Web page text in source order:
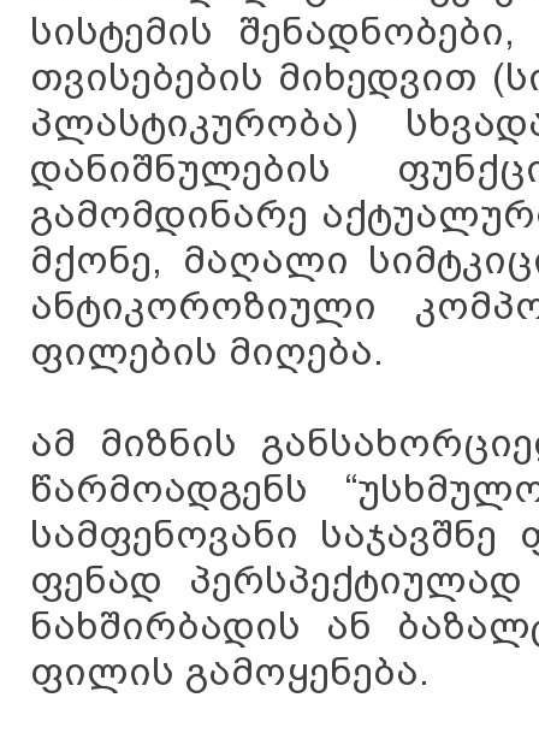
სისტემის
თვისებების მიხედვით
პლასტიკურობა)
დანიშნულების
გამომდინარე
მქონე, მაღალი
ანტიკოროზიული
ფილების მიღება.
ამ მიზნის
წარმოადგენს
სამფენოვანი
ფენად პერსპექტიულად
ნახშირბადის ან
ფილის გამოყენება.